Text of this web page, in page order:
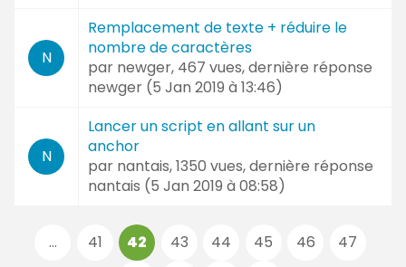
N
Remplacement de texte + réduire le
nombre de caractères
par newger, 467 vues, dernière réponse
newger (5 Jan 2019 à 13:46)
N
Lancer un script en allant sur un
anchor
par nantais, 1350 vues, dernière réponse
nantais (5 Jan 2019 à 08:58)
... 41 42 43 44 45 46
47